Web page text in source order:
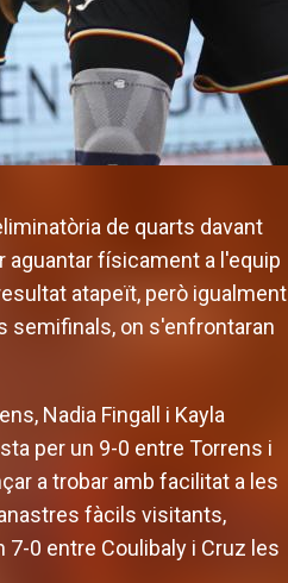
de quarts davant
aguantar físicament a l'equip
atapeït, però igualment
semifinals, on s'enfrontaran
Nadia Fingall i Kayla
per un 9-0 entre Torrens i
a trobar amb facilitat a les
fàcils visitants,
7-0 entre Coulibaly i Cruz les